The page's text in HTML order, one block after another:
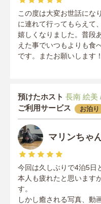
この度は大変お世話にな
に連れて行ってもらえて
嬉しくなりました。普段
えた事でいつもよりも食
です。またお願いします！
預けたホスト 長南 絵美
ご利用サービス
お泊り
マリンちゃ
今回は久しぶりで4泊5日
本人も疲れたと思います
す。
しかし癒される写真、動